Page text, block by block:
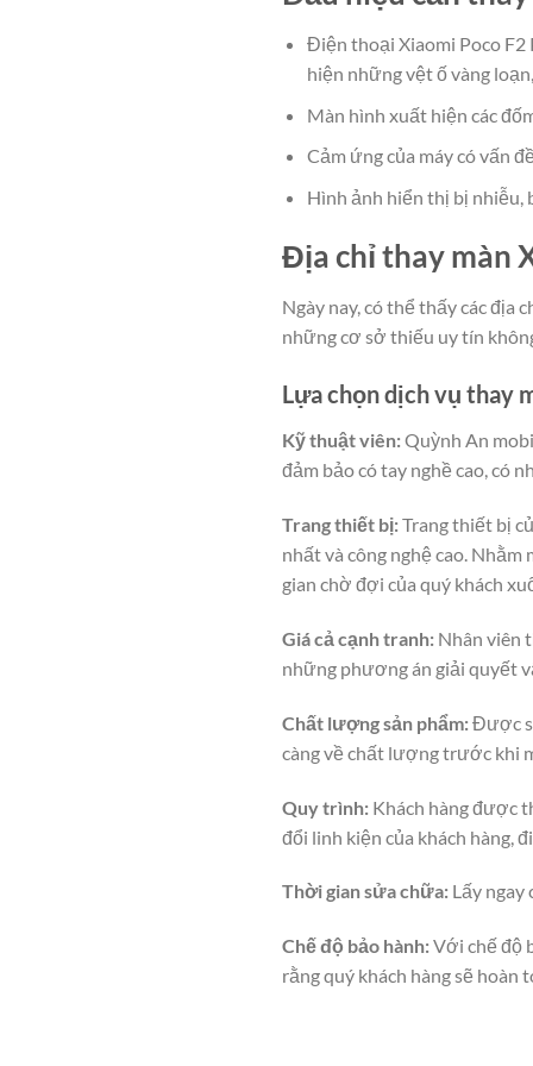
Điện thoại Xiaomi Poco F2
hiện những vệt ố vàng
Màn hình xuất hiện các
Cảm ứng của máy có vấn
Hình ảnh hiển thị bị nhiễu,
Địa chỉ thay màn
Ngày nay, có thể thấy các địa
những cơ sở thiếu uy tín
Lựa chọn dịch vụ thay
Kỹ thuật viên:Quỳnh An
đảm bảo có tay nghề cao, có
Trang thiết bị:Trang thiết bị
nhất và công nghệ cao.
gian chờ đợi của quý khách
Giá cả cạnh tranh: Nhân viên
những phương án giải quyết
Chất lượng sản phẩm:Được
càng về chất lượng trước khi
Quy trình: Khách hàng được
đổi linh kiện của khách hàng,
Thời gian sửa chữa: Lấy ngay
Chế độ bảo hành:Với chế độ
rằng quý khách hàng sẽ hoàn